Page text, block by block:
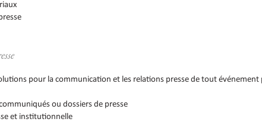
pour la communication et les relations presse de tout
ou dossiers de presse
et institutionnelle